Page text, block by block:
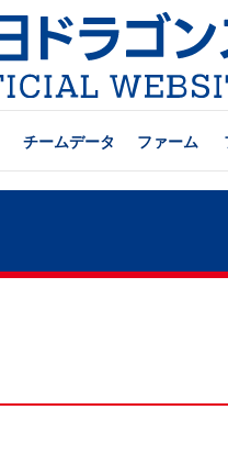
チームデータ ファーム